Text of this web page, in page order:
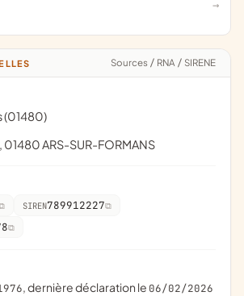
Sources / RNA / SIRENE
(01480)
01480 ARS-SUR-FORMANS
SIREN789912227
, dernière déclaration le 06/02/2026